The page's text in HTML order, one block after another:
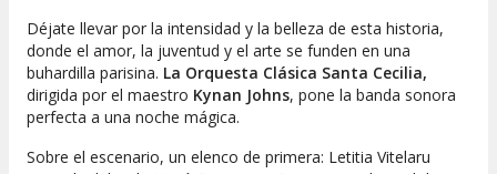
Déjate llevar por la intensidad y la belleza de esta historia,
donde el amor, la juventud y el arte se funden en una
buhardilla parisina. La Orquesta Clásica Santa Cecilia,
dirigida por el maestro Kynan Johns, pone la banda sonora
perfecta a una noche mágica.
Sobre el escenario, un elenco de primera: Letitia Vitelaru